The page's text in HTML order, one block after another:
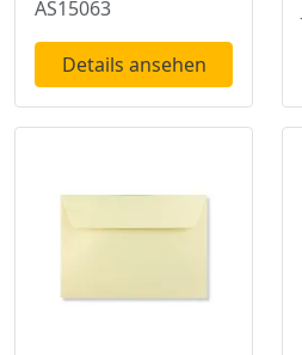
AS15063
Details ansehen